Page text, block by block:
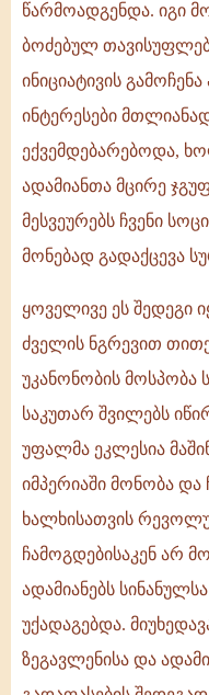
წარმოადგენდა. იგი
ბოძებულ
ინიციატივის
ინტერესები
ექვემდებარებოდა,
ადამიანთა მცირე
მესვეურებს ჩვენი
მონებად გადაქცევა
ყოველივე ეს შედეგი
ძველის ნგრევით
უკანონობის მოსპობა
საკუთარ შვილებს
უფალმა ეკლესია
იმპერიაში მონობა
ხალხისათვის
ჩამოგდებისაკენ არ
ადამიანებს
უქადაგებდა.
ზეგავლენისა და